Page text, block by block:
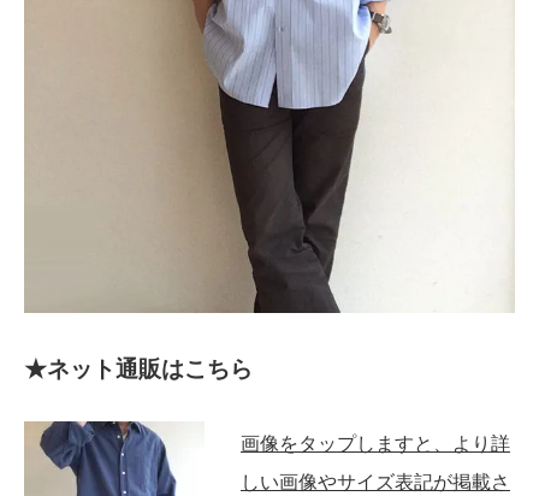
★ネット通販はこちら
画像をタップしますと、より詳
しい画像やサイズ表記が掲載さ